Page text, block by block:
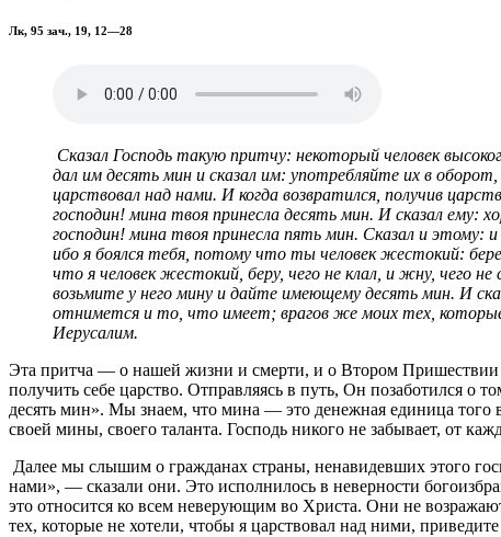
Лк, 95 зач., 19, 12—28
Сказал Господь такую притчу: некоторый человек
дал им десять мин и сказал им: употребляйте их в
царствовал над нами. И когда возвратился, получив
господин! мина твоя принесла десять мин. И сказал ему:
господин! мина твоя принесла пять мин. Сказал и этому:
ибо я боялся тебя, потому что ты человек жестокий:
что я человек жестокий, беру, чего не клал, и жну, чего
возьмите у него мину и дайте имеющему десять мин. И
отнимется и то, что имеет; врагов же моих тех,
Иерусалим.
Эта притча — о нашей жизни и смерти, и о Втором Пришествии
получить себе царство. Отправляясь в путь, Он позаботился о
десять мин». Мы знаем, что мина — это денежная единица
своей мины, своего таланта. Господь никого не забывает, от
Далее мы слышим о гражданах страны, ненавидевших этого
нами», — сказали они. Это исполнилось в неверности
это относится ко всем неверующим во Христа. Они не
тех, которые не хотели, чтобы я царствовал над ними,